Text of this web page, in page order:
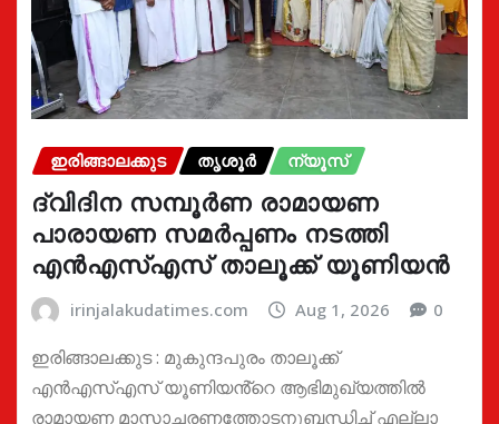
ഇരിങ്ങാലക്കുട തൃശൂർ ന്യൂസ്
ദ്വിദിന സമ്പൂർണ രാമായണ
പാരായണ സമർപ്പണം നടത്തി
എൻഎസ്എസ് താലൂക്ക് യൂണിയൻ
irinjalakudatimes.com Aug 1, 2026 0
ഇരിങ്ങാലക്കുട : മുകുന്ദപുരം താലൂക്ക്
എൻഎസ്എസ് യൂണിയൻ്റെ ആഭിമുഖ്യത്തിൽ
രാമായണ മാസാചരണത്തോടനുബന്ധിച്ച് എല്ലാ